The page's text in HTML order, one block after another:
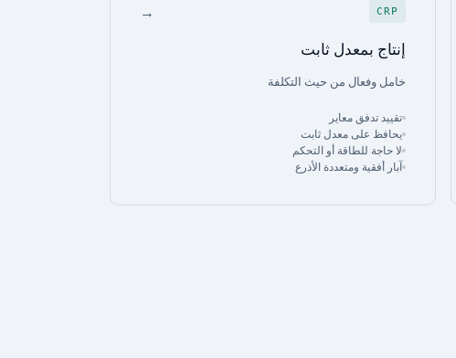
CRP
→
إنتاج بمعدل ثابت
خامل وفعال من حيث التكلفة
تقييد تدفق معاير
يحافظ على معدل ثابت
لا حاجة للطاقة أو التحكم
آبار أفقية ومتعددة الأذرع